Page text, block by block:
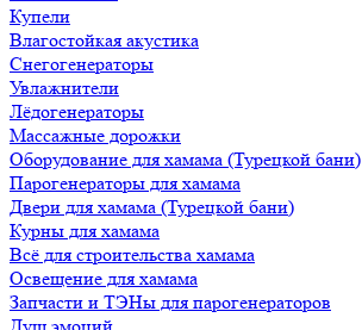
Купели
Влагостойкая акустика
Снегогенераторы
Увлажнители
Лёдогенераторы
Массажные дорожки
Оборудование для хамама (Турецкой бани)
Парогенераторы для хамама
Двери для хамама (Турецкой бани)
Курны для хамама
Всё для строительства хамама
Освещение для хамама
Запчасти и ТЭНы для парогенераторов